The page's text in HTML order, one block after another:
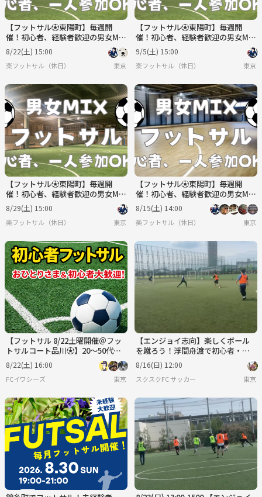
【フットサル⚽東陽町】毎週開
催！初心者、経験者歓迎の男女MIX
フットサル♪
8/22(土) 15:00
楽フットサル（休日） 東京
【フットサル⚽東陽町】毎週開
催！初心者、経験者歓迎の男女MIX
フットサル♪
9/5(土) 15:00
楽フットサル（休日） 東京
【フットサル⚽東陽町】毎週開
催！初心者、経験者歓迎の男女MIX
フットサル♪
8/29(土) 15:00
楽フットサル（休日） 東京
【フットサル⚽東陽町】毎週開
催！初心者、経験者歓迎の男女MIX
フットサル♪
8/15(土) 14:00
楽フットサル（休日） 東京
【フットサル 8/22土曜開催＠フッ
トサルコート品川⚽】20〜50代：
初心者向け・おひとりさま＆初心
者大歓迎！
8/22(土) 16:00
FCイワシーズ 東京
【エンジョイ志向】楽しくボール
を蹴ろう！浮間舟渡で初心者・ブ
ランクのある方も大歓迎のフット
サル！
8/16(日) 12:00
スクスクFC サッカー 東京